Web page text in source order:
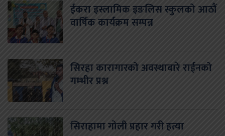
ईकरा इस्लामिक इङलिस स्कुलको आठौं
वार्षिक कार्यक्रम सम्पन्न
सिरहा कारागारको अवस्थाबारे राईनको
गम्भीर प्रश्न
सिराहामा गोली प्रहार गरी हत्या